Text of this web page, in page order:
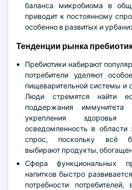
баланса микробиома в
приводит к постоянному
особенно в развитых и
Тенденции рынка
Пребиотики набирают
потребители уделяют
пищеварительной системы и
Люди стремятся найти
поддержания
укрепления здоровья
осведомленность в области
спрос, поскольку всё
выбирают продукты,
Сфера функциональных
напитков быстро
потребности